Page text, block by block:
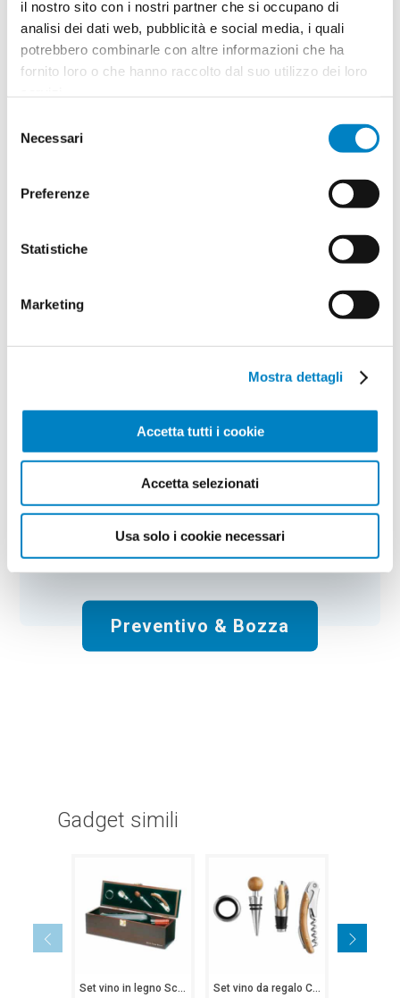
il nostro sito con i nostri partner che si occupano di
analisi dei dati web, pubblicità e social media, i quali
potrebbero combinarle con altre informazioni che ha
fornito loro o che hanno raccolto dal suo utilizzo dei loro
delNecessari
Preferenze
Statistiche
Marketing
Mostra dettagli
Accetta tutti i cookie
Accetta selezionati
Usa solo i cookie necessari
2 Quantità
Minimo: 50
Vuoi caricare il tuo logo o grafica adesso? Potrai
Riepilogo ordine:
Quantità:
50
Tempi di consegna:10 gg lavorativi
Spese di spedizione: Gratis
Totale: €526.50+ IVA
Preventivo & Bozza
Gadget simili
Set vino in legno Scontrone
Set vino da regalo Capri